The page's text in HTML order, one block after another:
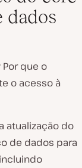
dados
que o
o acesso à
atualização do
de dados para